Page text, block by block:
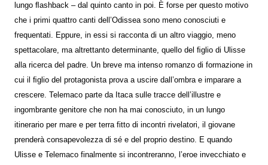
lungo ﬂashback – dal quinto canto in poi. È forse per questo motivo
che i primi quattro canti dell’Odissea sono meno conosciuti e
frequentati. Eppure, in essi si racconta di un altro viaggio, meno
spettacolare, ma altrettanto determinante, quello del ﬁglio di Ulisse
alla ricerca del padre. Un breve ma intenso romanzo di formazione in
cui il ﬁglio del protagonista prova a uscire dall’ombra e imparare a
crescere. Telemaco parte da Itaca sulle tracce dell’illustre e
ingombrante genitore che non ha mai conosciuto, in un lungo
itinerario per mare e per terra fitto di incontri rivelatori, il giovane
prenderà consapevolezza di sé e del proprio destino. E quando
Ulisse e Telemaco finalmente si incontreranno, l’eroe invecchiato e